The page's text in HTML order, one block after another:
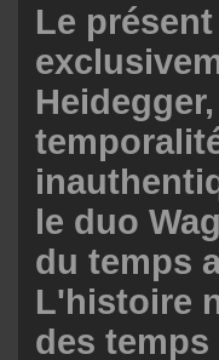
Le
le duo
du temps
L'histoire
des